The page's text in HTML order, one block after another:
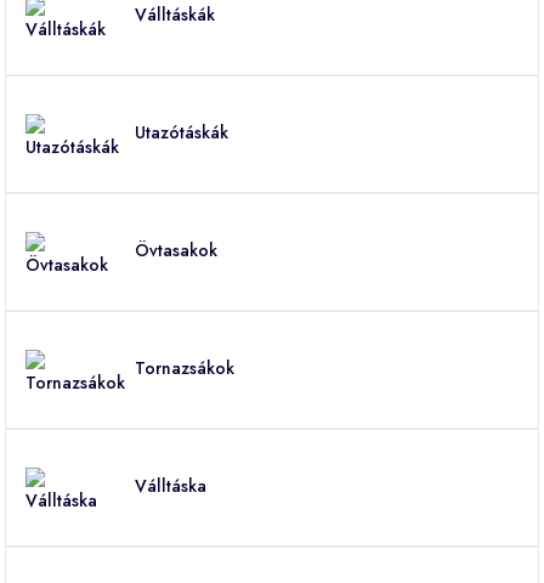
Válltáskák
Utazótáskák
Övtasakok
Tornazsákok
Válltáska